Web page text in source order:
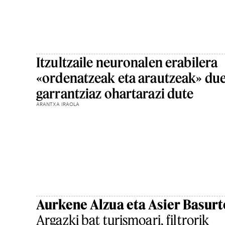
Itzultzaile neuronalen erabilera
«ordenatzeak eta arautzeak»
garrantziaz ohartarazi dute
ARANTXA IRAOLA
Aurkene Alzua eta Asier
Argazki bat turismoari, filtrorik